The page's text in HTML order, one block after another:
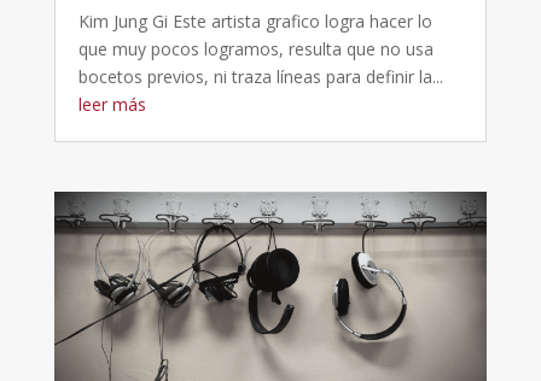
Kim Jung Gi Este artista grafico logra hacer lo
que muy pocos logramos, resulta que no usa
bocetos previos, ni traza líneas para definir la...
leer más